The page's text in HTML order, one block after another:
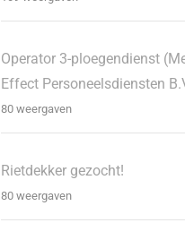
Operator 3-ploegendienst
Effect Personeelsdiensten
80 weergaven
Rietdekker gezocht!
80 weergaven